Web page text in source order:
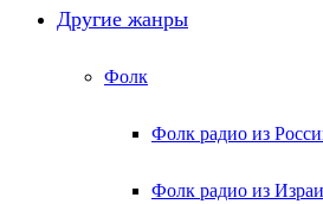
Другие жанры
Фолк
Фолк радио из
Фолк радио из